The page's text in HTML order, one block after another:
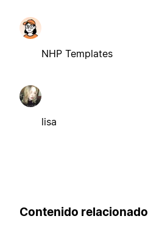
NHP Templates
lisa
Contenido relacionado